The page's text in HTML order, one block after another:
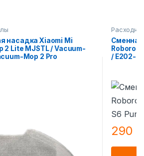
насадка Xiaomi Mi
2 Lite MJSTL / Vacuum-
Mop 2 Pro
Сменная
/ E202-
290